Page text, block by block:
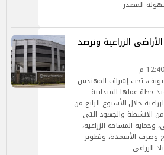
المصدر
الأراضى الزراعية ونرصد
سويف، تحت إشراف المهندس
خطة عملها الميدانية
خلال الأسبوع الرابع من
الأنشطة والجهود التي
وحماية المساحة الزراعية،
وصرف الأسمدة، وتطوير
الزراعي